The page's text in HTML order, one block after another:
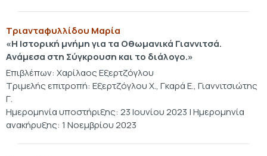
Τριανταφυλλίδου Μαρία
«Η Ιστορική μνήμη για τα Οθωμανικά Γιαννιτσά.
Aνάμεσα στη Σύγκρουση και το διάλογο.»
Επιβλέπων: Χαρίλαος Εξερτζόγλου
Τριμελής επιτροπή: Εξερτζόγλου Χ., Γκαρά Ε., Γιαννιτσιώτης
Γ.
Ημερομηνία υποστήριξης: 23 Ιουνίου 2023 | Ημερομηνία
ανακήρυξης: 1 Νοεμβρίου 2023